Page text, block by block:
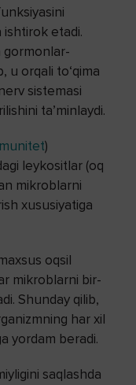
ishtirok etadi.
gormonlar-
u orqali to‘qima
sistemasi
ta’minlaydi.
)
leykositlar (oq
mikroblarni
xususiyatiga
oqsil
mikroblarni bir-
Shunday qilib,
har xil
yordam beradi.
saqlashda